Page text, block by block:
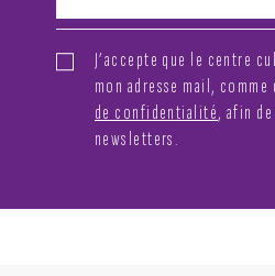
J’accepte que le centre
mon adresse mail, comme
de confidentialité, afin de
newsletters.